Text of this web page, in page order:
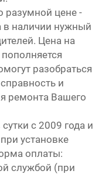
разумной цене -
в наличии нужный
Цена на
разобраться
и
ремонта Вашего
с 2009 года и
установке
оплаты:
службой (при